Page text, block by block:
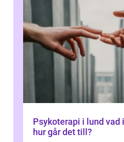
Psykoterapi i lund vad innebär det och
hur går det till?